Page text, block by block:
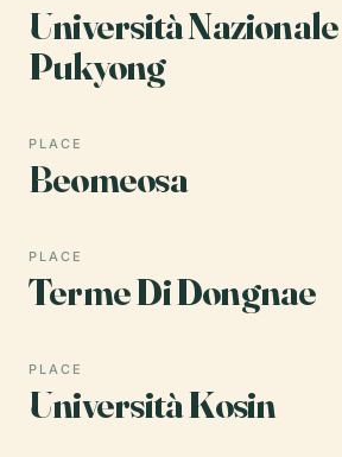
Università
Pukyong
PLACE
Beomeosa
PLACE
Terme Di Dongnae
PLACE
Università Kosin